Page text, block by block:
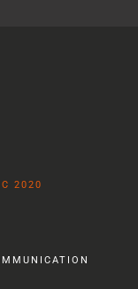
2020